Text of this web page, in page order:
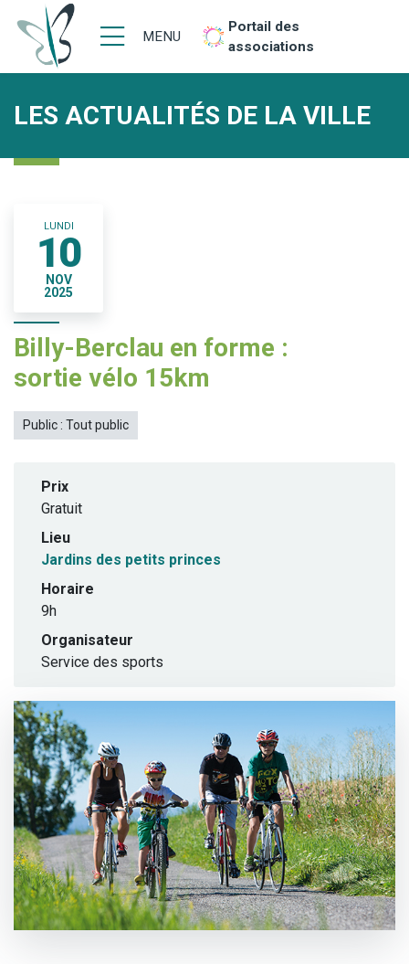
MENU
Portail des
associations
LES ACTUALITÉS DE LA VILLE
LUNDI
10
NOV
2025
Billy-Berclau en forme :
sortie vélo 15km
Public : Tout public
Prix
Gratuit
Lieu
Jardins des petits princes
Horaire
9h
Organisateur
Service des sports